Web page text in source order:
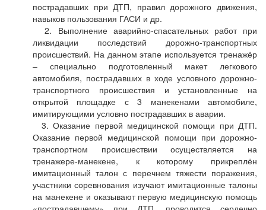
пострадавших при ДТП, правил дорожного движения,
навыков пользования ГАСИ и др.
2. Выполнение аварийно-спасательных работ при
ликвидации последствий дорожно-транспортных
происшествий. На данном этапе используется тренажёр
– специально подготовленный макет легкового
автомобиля, пострадавших в ходе условного дорожно-
транспортного происшествия и установленные на
открытой площадке с 3 манекенами автомобиле,
имитирующими условно пострадавших в аварии.
3. Оказание первой медицинской помощи при ДТП.
Оказание первой медицинской помощи при дорожно-
транспортном происшествии осуществляется на
тренажере-манекене, к которому прикреплён
имитационный талон с перечнем тяжести поражения,
участники соревнования изучают имитационные талоны
на манекене и оказывают первую медицинскую помощь